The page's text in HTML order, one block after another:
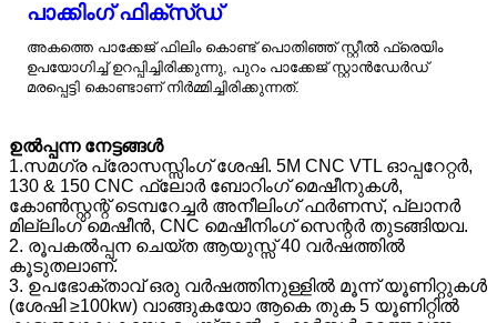
പാക്കിംഗ് ഫിക്സ്ഡ്
അകത്തെ പാക്കേജ് ഫിലിം കൊണ്ട് പൊതിഞ്ഞ് സ്റ്റീൽ ഫ്രെയിം
ഉപയോഗിച്ച് ഉറപ്പിച്ചിരിക്കുന്നു, പുറം പാക്കേജ് സ്റ്റാൻഡേർഡ്
മരപ്പെട്ടി കൊണ്ടാണ് നിർമ്മിച്ചിരിക്കുന്നത്.
ഉൽപ്പന്ന നേട്ടങ്ങൾ
1.സമഗ്ര പ്രോസസ്സിംഗ് ശേഷി. 5M CNC VTL ഓപ്പറേറ്റർ,
130 & 150 CNC ഫ്ലോർ ബോറിംഗ് മെഷീനുകൾ,
കോൺസ്റ്റന്റ് ടെമ്പറേച്ചർ അനീലിംഗ് ഫർണസ്, പ്ലാനർ
മില്ലിംഗ് മെഷീൻ, CNC മെഷീനിംഗ് സെന്റർ തുടങ്ങിയവ.
2. രൂപകൽപ്പന ചെയ്ത ആയുസ്സ് 40 വർഷത്തിൽ
കൂടുതലാണ്.
3. ഉപഭോക്താവ് ഒരു വർഷത്തിനുള്ളിൽ മൂന്ന് യൂണിറ്റുകൾ
(ശേഷി ≥100kw) വാങ്ങുകയോ ആകെ തുക 5 യൂണിറ്റിൽ